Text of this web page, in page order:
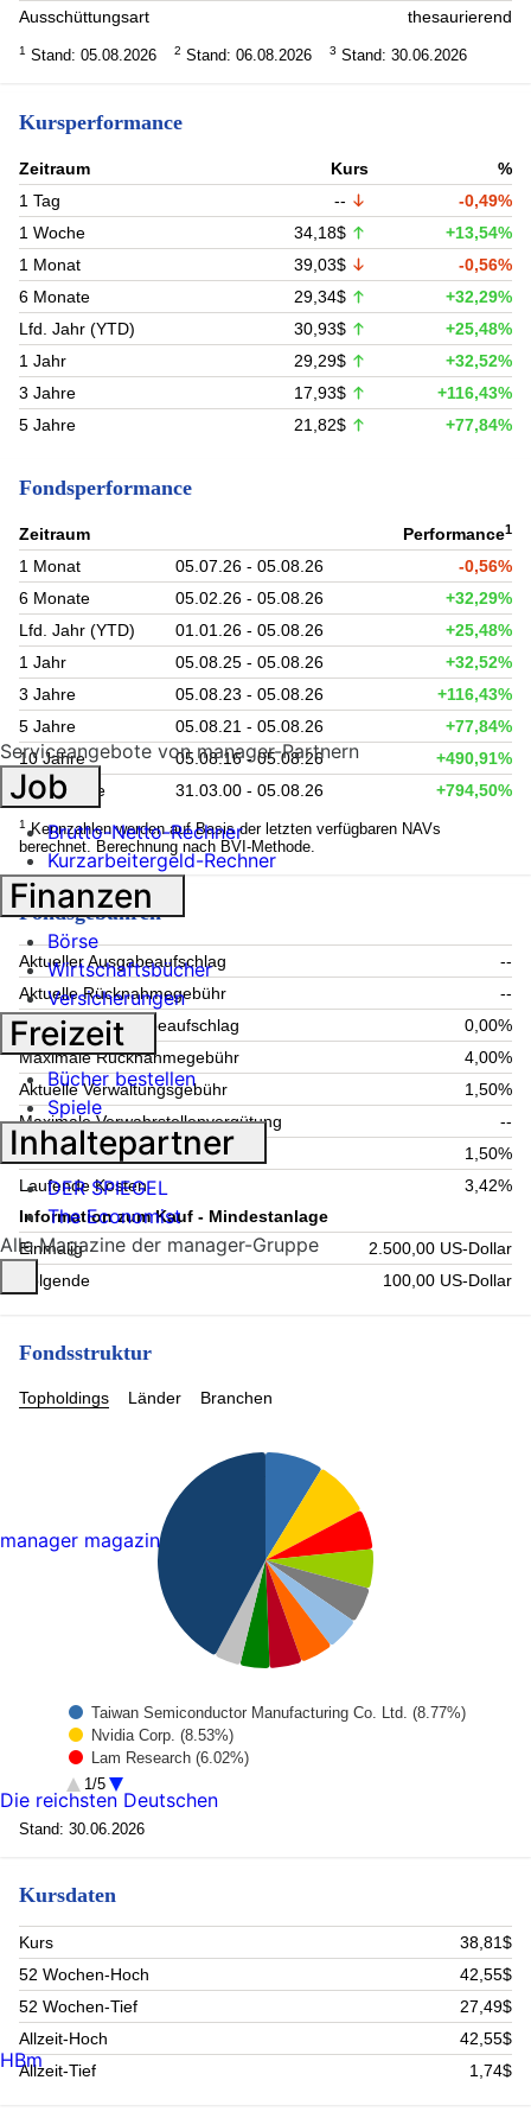
Ausschüttungsart thesaurierend
1 Stand: 05.08.2026 2 Stand: 06.08.2026 3 Stand: 30.06.2026
Kursperformance
Zeitraum Kurs
%
1 Tag
--
-0,49%
1 Woche
34,18$
+13,54%
1 Monat
39,03$
-0,56%
6 Monate
29,34$
+32,29%
Lfd. Jahr (YTD)
30,93$
+25,48%
1 Jahr
29,29$
+32,52%
3 Jahre
17,93$
+116,43%
5 Jahre
21,82$ +77,84%
Fondsperformance
Zeitraum Performance1
1 Monat 05.07.26 - 05.08.26
-0,56%
6 Monate
05.02.26 - 05.08.26
+32,29%
Lfd. Jahr (YTD)
01.01.26 - 05.08.26
+25,48%
1 Jahr
05.08.25 - 05.08.26
+32,52%
3 Jahre
05.08.23 - 05.08.26
+116,43%
5 Jahre
05.08.21 - 05.08.26
+77,84%
10 Jahre
05.08.16 - 05.08.26
+490,91%
seit Auflage
31.03.00 - 05.08.26 +794,50%
1 Kennzahlen werden auf Basis der letzten verfügbaren NAVs
berechnet. Berechnung nach BVI-Methode.
Fondsgebühren
Aktueller Ausgabeaufschlag
--
Aktuelle Rücknahmegebühr
--
Maximaler Ausgabeaufschlag
0,00%
Maximale Rücknahmegebühr
4,00%
Aktuelle Verwaltungsgebühr
1,50%
Maximale Verwahrstellenvergütung
--
Maximale Verwaltungsgebühr
1,50%
Laufende Kosten
3,42%
Information zum Kauf - Mindestanlage
Einmalig
2.500,00 US-Dollar
Folgende
100,00 US-Dollar
Fondsstruktur
Topholdings Länder Branchen
Taiwan Semiconductor Manufacturing Co. Ltd. (8.77%)
Nvidia Corp. (8.53%)
Lam Research (6.02%)
Samsung Electronics Co. Ltd. (5.91%)
BROADCOM ORD (5.36%)
Microsoft Corp (4.97%)
SK HYNIX INC (4.44%)
1/5
Stand: 30.06.2026
Kursdaten
Kurs
38,81$
52 Wochen-Hoch
42,55$
52 Wochen-Tief
27,49$
Allzeit-Hoch
42,55$
Allzeit-Tief
1,74$
Serviceangebote von manager-Partnern
Job
Brutto-Netto-Rechner
Kurzarbeitergeld-Rechner
Finanzen
Börse
Wirtschaftsbücher
Versicherungen
Freizeit
Bücher bestellen
Spiele
Inhaltepartner
DER SPIEGEL
The Economist
Alle Magazine der manager-Gruppe
manager magazin
Die reichsten Deutschen
HBm